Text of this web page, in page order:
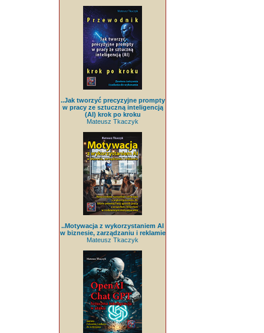
..Jak tworzyć precyzyjne prompty
w pracy ze sztuczną inteligencją
(AI) krok po kroku
Mateusz Tkaczyk
..Motywacja z wykorzystaniem AI
w biznesie, zarządzaniu i reklamie
Mateusz Tkaczyk